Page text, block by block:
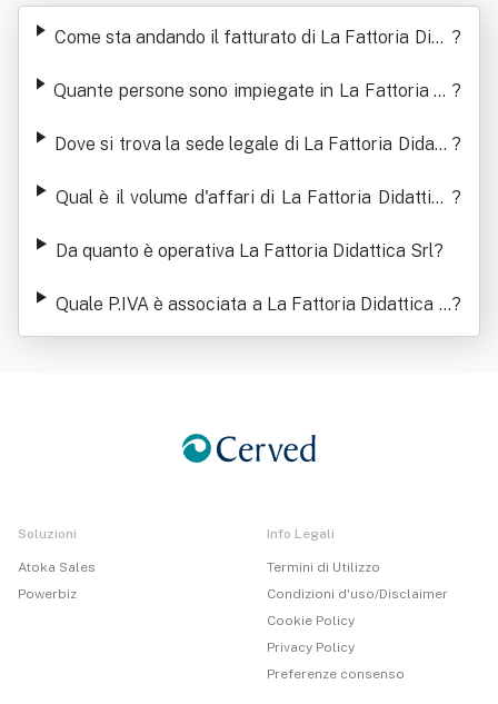
dattica Srl
Come sta andando il fatturato di La Fattoria Dida ?
Quante persone sono impiegate in La Fattoria Di ?
Dove si trova la sede legale di La Fattoria Didatti ?
Qual è il volume d'affari di La Fattoria Didattica ?
Da quanto è operativa La Fattoria Didattica Srl?
Quale P.IVA è associata a La Fattoria Didattica S
rl
?
Soluzioni
Atoka Sales
Powerbiz
Info Legali
Termini di Utilizzo
Condizioni d'uso/Disclaimer
Cookie Policy
Privacy Policy
Preferenze consenso